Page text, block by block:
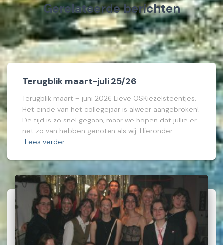
Gerelateerde berichten
Terugblik maart-juli 25/26
Terugblik maart – juni 2026 Lieve OSKiezelsteentjes,
Het einde van het collegejaar is alweer aangebroken!
De tijd is zo snel gegaan, maar we hopen dat jullie er
net zo van hebben genoten als wij. Hieronder
Lees verder